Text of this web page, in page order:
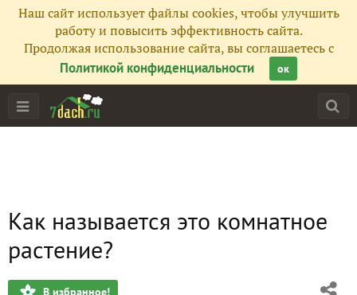
Наш сайт использует файлы cookies, чтобы улучшить
работу и повысить эффективность сайта.
Продолжая использование сайта, вы соглашаетесь с
Политикой конфиденциальности
ок
Как называется это комнатное
растение?
В избранное!